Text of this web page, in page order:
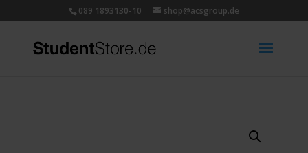
089 1893130-10 shop@acsgroup.de